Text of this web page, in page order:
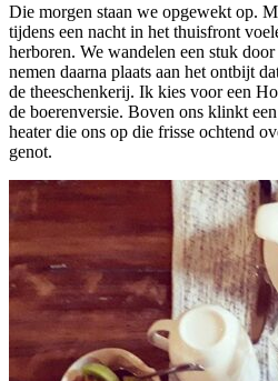
Die morgen staan we opgewekt op.
tijdens een nacht in het thuisfront
herboren. We wandelen een stuk
nemen daarna plaats aan het ontbijt
de theeschenkerij. Ik kies voor een
de boerenversie. Boven ons klinkt
heater die ons op die frisse ochtend
genot.